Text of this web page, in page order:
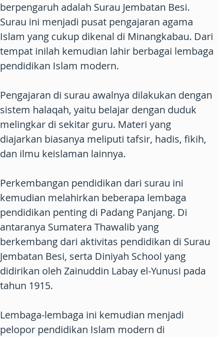
berpengaruh adalah Surau Jembatan Besi.
Surau ini menjadi pusat pengajaran agama
Islam yang cukup dikenal di Minangkabau. Dari
tempat inilah kemudian lahir berbagai lembaga
pendidikan Islam modern.
Pengajaran di surau awalnya dilakukan dengan
sistem halaqah, yaitu belajar dengan duduk
melingkar di sekitar guru. Materi yang
diajarkan biasanya meliputi tafsir, hadis, fikih,
dan ilmu keislaman lainnya.
Perkembangan pendidikan dari surau ini
kemudian melahirkan beberapa lembaga
pendidikan penting di Padang Panjang. Di
antaranya Sumatera Thawalib yang
berkembang dari aktivitas pendidikan di Surau
Jembatan Besi, serta Diniyah School yang
didirikan oleh Zainuddin Labay el-Yunusi pada
tahun 1915.
Lembaga-lembaga ini kemudian menjadi
pelopor pendidikan Islam modern di